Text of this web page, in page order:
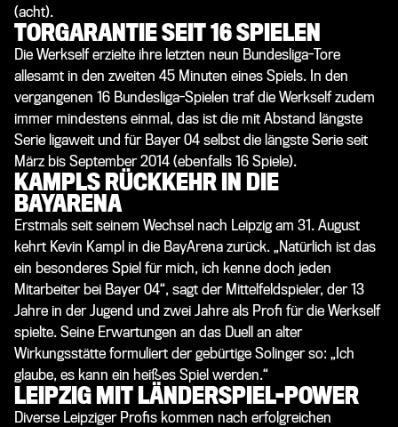
(acht).
TORGARANTIE SEIT 16 SPIELEN
Die Werkself erzielte ihre letzten neun Bundesliga-Tore
allesamt in den zweiten 45 Minuten eines Spiels. In den
vergangenen 16 Bundesliga-Spielen traf die Werkself zudem
immer mindestens einmal, das ist die mit Abstand längste
Serie ligaweit und für Bayer 04 selbst die längste Serie seit
März bis September 2014 (ebenfalls 16 Spiele).
KAMPLS RÜCKKEHR IN DIE
BAYARENA
Erstmals seit seinem Wechsel nach Leipzig am 31. August
kehrt Kevin Kampl in die BayArena zurück. „Natürlich ist das
ein besonderes Spiel für mich, ich kenne doch jeden
Mitarbeiter bei Bayer 04“, sagt der Mittelfeldspieler, der 13
Jahre in der Jugend und zwei Jahre als Profi für die Werkself
spielte. Seine Erwartungen an das Duell an alter
Wirkungsstätte formuliert der gebürtige Solinger so: „Ich
glaube, es kann ein heißes Spiel werden.“
LEIPZIG MIT LÄNDERSPIEL-POWER
Diverse Leipziger Profis kommen nach erfolgreichen